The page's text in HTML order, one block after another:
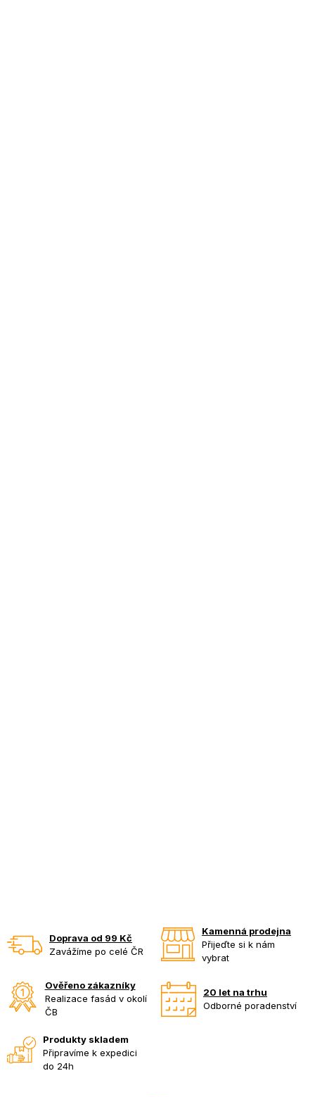
Doprava od 99 Kč
Zavážíme po celé ČR
Kamenná prodejna
Přijeďte si k nám
vybrat
Ověřeno zákazníky
Realizace fasád v okolí
ČB
20 let na trhu
Odborné poradenství
Produkty skladem
Připravíme k expedici
do 24h